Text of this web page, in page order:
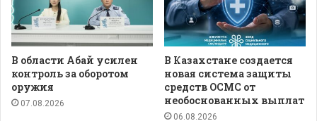
В области Абай усилен
контроль за оборотом
оружия
07.08.2026
В Казахстане создается
новая система защиты
средств ОСМС от
необоснованных выплат
06.08.2026